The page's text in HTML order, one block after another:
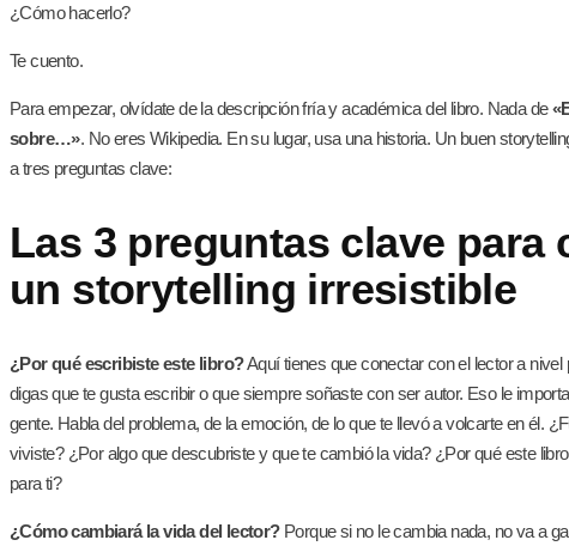
¿Cómo hacerlo?
Te cuento.
Para empezar, olvídate de la descripción fría y académica del libro. Nada de
sobre…». No eres Wikipedia. En su lugar, usa una historia. Un buen
a tres preguntas clave:
Las 3 preguntas clave para
un storytelling irresistible
¿Por qué escribiste este libro?Aquí tienes que conectar con el lector a nivel
digas que te gusta escribir o que siempre soñaste con ser autor. Eso le
gente. Habla del problema, de la emoción, de lo que te llevó a volcarte en él.
viviste? ¿Por algo que descubriste y que te cambió la vida? ¿Por qué este
para ti?
¿Cómo cambiará la vida del lector?Porque si no le cambia nada, no va a